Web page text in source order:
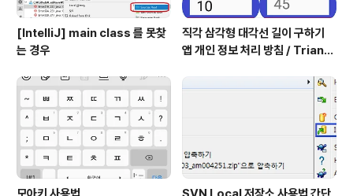
[IntelliJ] main class 를 못찾
는 경우
직각 삼각형 대각선 길이 구하기
앱 개인 정보 처리 방침 / Triangl
cy